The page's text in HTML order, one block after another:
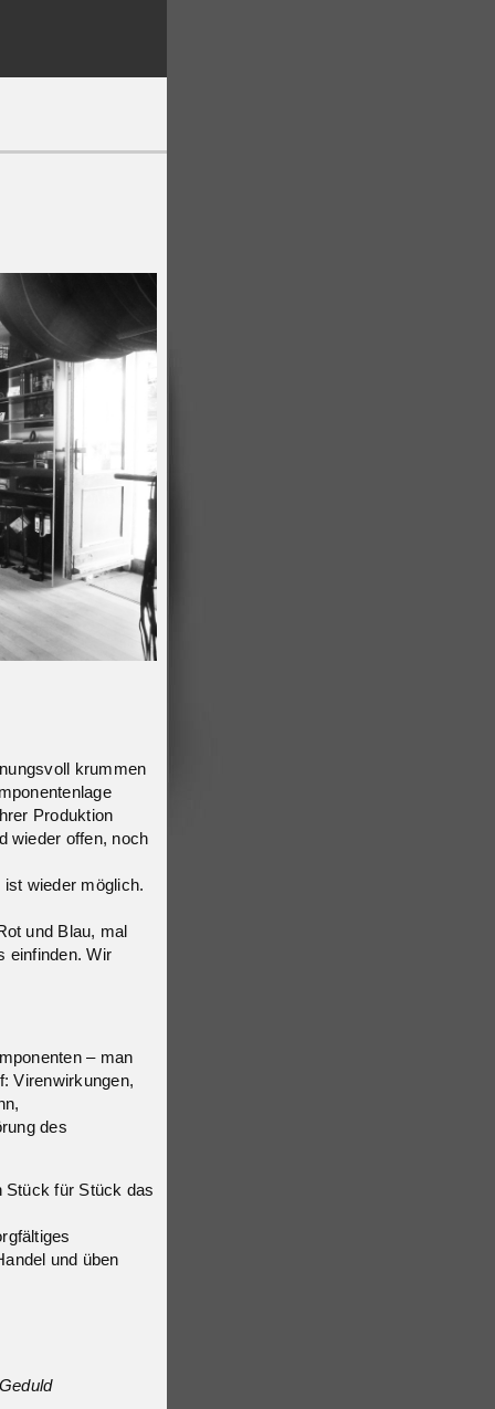
krummen
Produktion
wieder offen, noch
wieder möglich.
und Blau, mal
einfinden. Wir
– man
Virenwirkungen,
des
Stück für Stück das
und üben